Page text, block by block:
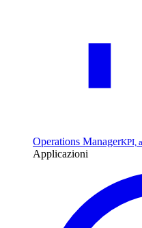
Operations ManagerKPI,
Applicazioni